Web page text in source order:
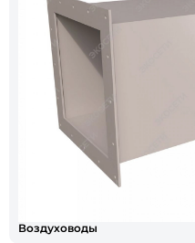
Воздуховоды